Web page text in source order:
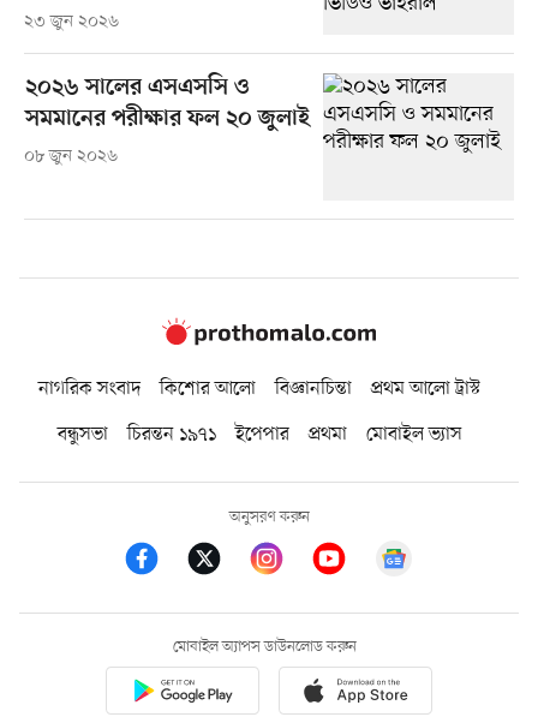
২৩ জুন ২০২৬
২০২৬ সালের এসএসসি ও
সমমানের পরীক্ষার ফল ২০ জুলাই
০৮ জুন ২০২৬
নাগরিক সংবাদ কিশোর আলো বিজ্ঞানচিন্তা
প্রথম আলো ট্রাস্ট
বন্ধুসভা
চিরন্তন ১৯৭১ ইপেপার প্রথমা মোবাইল ভ্যাস
অনুসরণ করুন
মোবাইল অ্যাপস ডাউনলোড করুন